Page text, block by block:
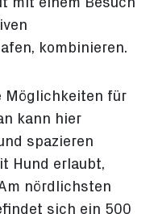
kombinieren.
Möglichkeiten für
kann hier
spazieren
Hund erlaubt,
nördlichsten
sich ein 500